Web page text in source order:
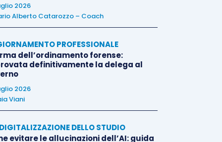
2026
Alberto Catarozzo – Coach
PROFESSIONALE
dell’ordinamento forense:
definitivamente la delega al
2026
Viani
DELLO STUDIO
evitare le allucinazioni dell’AI: guida